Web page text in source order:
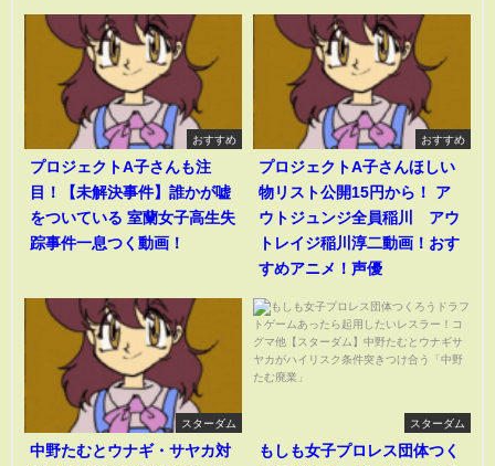
おすすめ
プロジェクトA子さんも注
目！【未解決事件】誰かが嘘
をついている 室蘭女子高生失
踪事件一息つく動画！
おすすめ
プロジェクトA子さんほしい
物リスト公開15円から！ ア
ウトジュンジ全員稲川 アウ
トレイジ稲川淳二動画！おす
すめアニメ！声優
スターダム
中野たむとウナギ・サヤカ対
スターダム
もしも女子プロレス団体つく